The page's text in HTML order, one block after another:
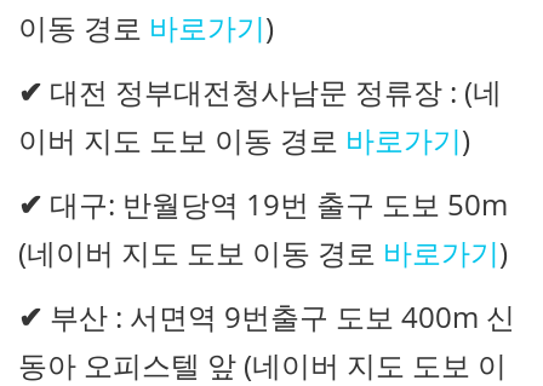
이동 경로 바로가기)
✔ 대전 정부대전청사남문 정류장 : (네
이버 지도 도보 이동 경로 바로가기)
✔ 대구: 반월당역 19번 출구 도보 50m
(네이버 지도 도보 이동 경로 바로가기)
✔ 부산 : 서면역 9번출구 도보 400m 신
동아 오피스텔 앞 (네이버 지도 도보 이